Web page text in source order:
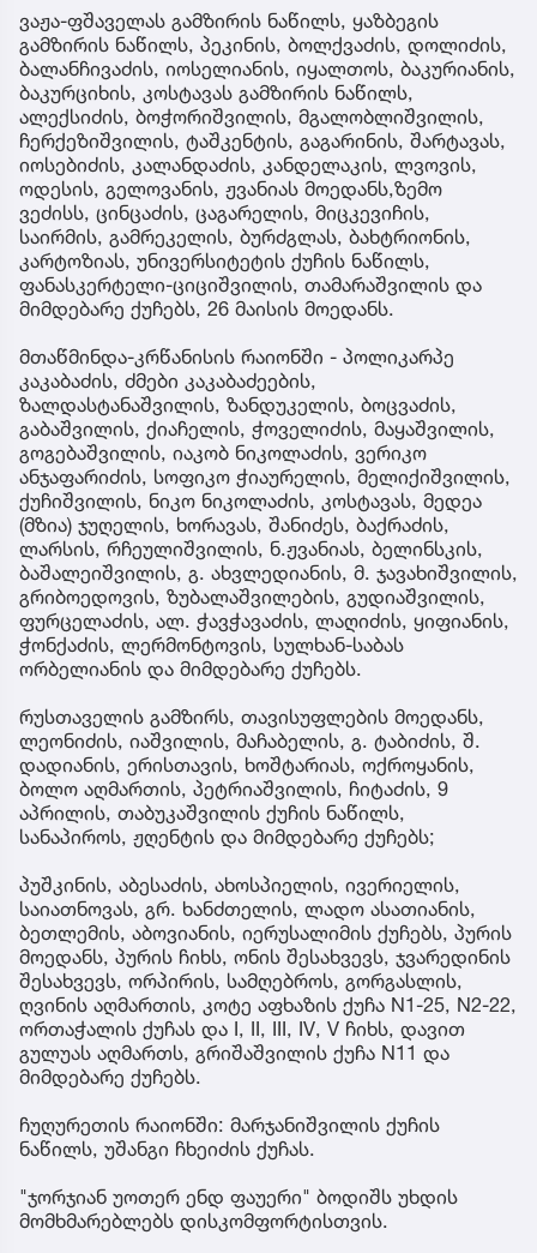
ვაჟა-ფშაველას გამზირის ნაწილს, ყაზბეგის
გამზირის ნაწილს, პეკინის, ბოლქვაძის, დოლიძის,
ბალანჩივაძის, იოსელიანის, იყალთოს, ბაკურიანის,
ბაკურციხის, კოსტავას გამზირის ნაწილს,
ალექსიძის, ბოჭორიშვილის, მგალობლიშვილის,
ჩერქეზიშვილის, ტაშკენტის, გაგარინის, შარტავას,
იოსებიძის, კალანდაძის, კანდელაკის, ლვოვის,
ოდესის, გელოვანის, ჟვანიას მოედანს,ზემო
ვეძისს, ცინცაძის, ცაგარელის, მიცკევიჩის,
საირმის, გამრეკელის, ბურძგლას, ბახტრიონის,
კარტოზიას, უნივერსიტეტის ქუჩის ნაწილს,
ფანასკერტელი-ციციშვილის, თამარაშვილის და
მიმდებარე ქუჩებს, 26 მაისის მოედანს.
მთაწმინდა-კრწანისის რაიონში - პოლიკარპე
კაკაბაძის, ძმები კაკაბაძეების,
ზალდასტანაშვილის, ზანდუკელის, ბოცვაძის,
გაბაშვილის, ქიაჩელის, ჭოველიძის, მაყაშვილის,
გოგებაშვილის, იაკობ ნიკოლაძის, ვერიკო
ანჯაფარიძის, სოფიკო ჭიაურელის, მელიქიშვილის,
ქუჩიშვილის, ნიკო ნიკოლაძის, კოსტავას, მედეა
(მზია) ჯუღელის, ხორავას, შანიძეს, ბაქრაძის,
ლარსის, რჩეულიშვილის, ნ.ჟვანიას, ბელინსკის,
ბაშალეიშვილის, გ. ახვლედიანის, მ. ჯავახიშვილის,
გრიბოედოვის, ზუბალაშვილების, გუდიაშვილის,
ფურცელაძის, ალ. ჭავჭავაძის, ლაღიძის, ყიფიანის,
ჭონქაძის, ლერმონტოვის, სულხან-საბას
ორბელიანის და მიმდებარე ქუჩებს.
რუსთაველის გამზირს, თავისუფლების მოედანს,
ლეონიძის, იაშვილის, მაჩაბელის, გ. ტაბიძის, შ.
დადიანის, ერისთავის, ხოშტარიას, ოქროყანის,
ბოლო აღმართის, პეტრიაშვილის, ჩიტაძის, 9
აპრილის, თაბუკაშვილის ქუჩის ნაწილს,
სანაპიროს, ჟღენტის და მიმდებარე ქუჩებს;
პუშკინის, აბესაძის, ახოსპიელის, ივერიელის,
საიათნოვას, გრ. ხანძთელის, ლადო ასათიანის,
ბეთლემის, აბოვიანის, იერუსალიმის ქუჩებს, პურის
მოედანს, პურის ჩიხს, ონის შესახვევს, ჯვარედინის
შესახვევს, ორპირის, სამღებროს, გორგასლის,
ღვინის აღმართის, კოტე აფხაზის ქუჩა N1-25, N2-22,
ორთაჭალის ქუჩას და I, II, III, IV, V ჩიხს, დავით
გულუას აღმართს, გრიშაშვილის ქუჩა N11 და
მიმდებარე ქუჩებს.
ჩუღურეთის რაიონში: მარჯანიშვილის ქუჩის
ნაწილს, უშანგი ჩხეიძის ქუჩას.
"ჯორჯიან უოთერ ენდ ფაუერი" ბოდიშს უხდის
მომხმარებლებს დისკომფორტისთვის.